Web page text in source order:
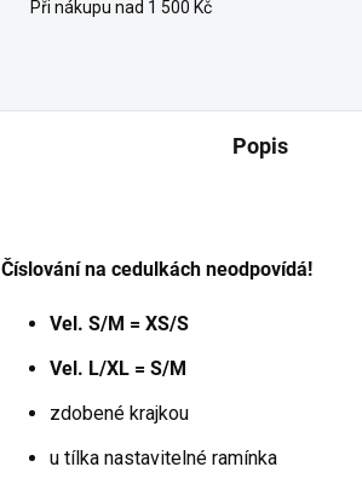
Při nákupu nad 1 500 Kč
Popis
Číslování na cedulkách neodpovídá!
Vel. S/M = XS/S
Vel. L/XL = S/M
zdobené krajkou
u tílka nastavitelné ramínka